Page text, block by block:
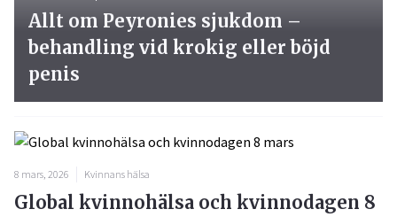
Allt om Peyronies sjukdom –
behandling vid krokig eller böjd
penis
8 mars, 2026 Kvinnans hälsa
Global kvinnohälsa och kvinnodagen 8